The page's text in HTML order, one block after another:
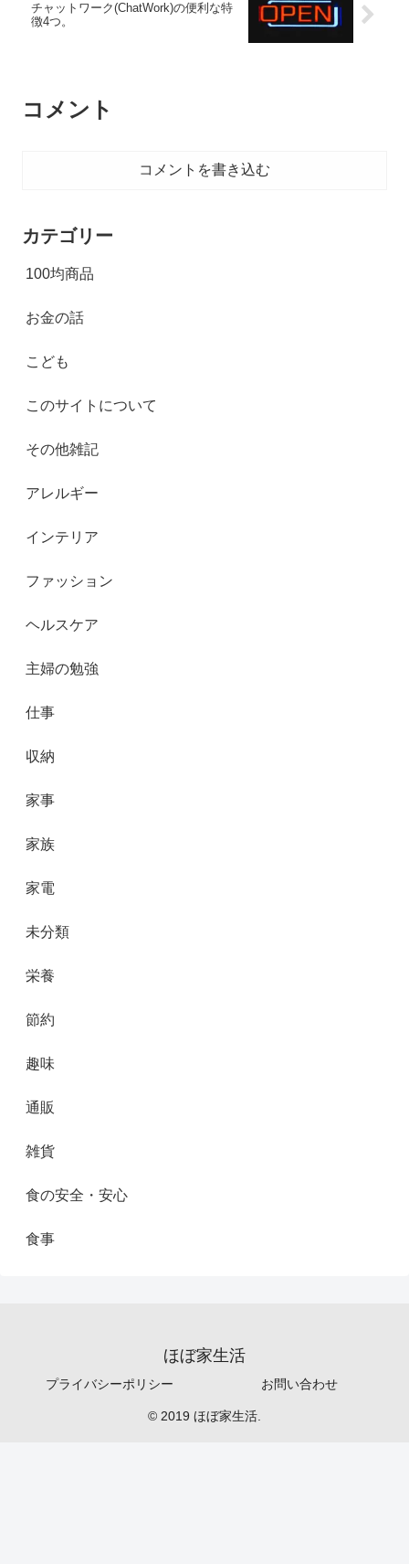
チャットワーク(ChatWork)の便利な特
徴4つ。
コメント
コメントを書き込む
カテゴリー
100均商品
お金の話
こども
このサイトについて
その他雑記
アレルギー
インテリア
ファッション
ヘルスケア
主婦の勉強
仕事
収納
家事
家族
家電
未分類
栄養
節約
趣味
通販
雑貨
食の安全・安心
食事
ほぼ家生活
プライバシーポリシー お問い合わせ
© 2019 ほぼ家生活.